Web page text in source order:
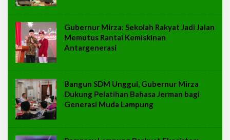
Gubernur Mirza: Sekolah Rakyat Jadi Jalan
Memutus Rantai Kemiskinan
Antargenerasi
Bangun SDM Unggul, Gubernur Mirza
Dukung Pelatihan Bahasa Jerman bagi
Generasi Muda Lampung